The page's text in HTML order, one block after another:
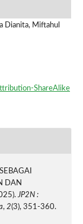
Dianita, Miftahul
ShareAlike
DAN
JP2N :
, 2(3), 351-360.